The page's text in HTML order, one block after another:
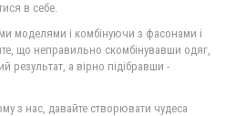
570.00грн.
в себе.
моделями і комбінуючи з фасонами і
що неправильно скомбінувавши одяг,
результат, а вірно підібравши -
з нас, давайте створювати чудеса